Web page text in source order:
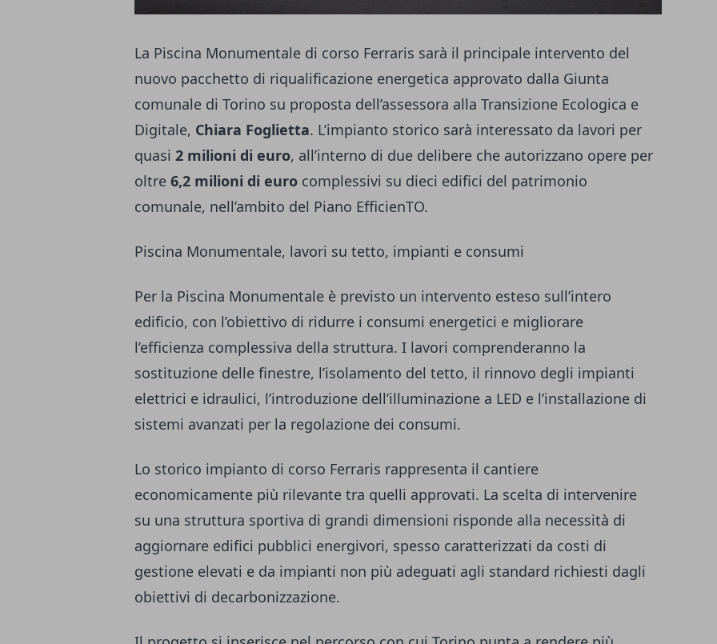
La Piscina Monumentale di corso Ferraris sarà il principale intervento del
nuovo pacchetto di riqualificazione energetica approvato dalla Giunta
comunale di Torino su proposta dell’assessora alla Transizione Ecologica e
Digitale, Chiara Foglietta. L’impianto storico sarà interessato da lavori per
quasi 2 milioni di euro, all’interno di due delibere che autorizzano opere per
oltre 6,2 milioni di euro complessivi su dieci edifici del patrimonio
comunale, nell’ambito del Piano EfficienTO.
Piscina Monumentale, lavori su tetto, impianti e consumi
Per la Piscina Monumentale è previsto un intervento esteso sull’intero
edificio, con l’obiettivo di ridurre i consumi energetici e migliorare
l’efficienza complessiva della struttura. I lavori comprenderanno la
sostituzione delle finestre, l’isolamento del tetto, il rinnovo degli impianti
elettrici e idraulici, l’introduzione dell’illuminazione a LED e l’installazione di
sistemi avanzati per la regolazione dei consumi.
Lo storico impianto di corso Ferraris rappresenta il cantiere
economicamente più rilevante tra quelli approvati. La scelta di intervenire
su una struttura sportiva di grandi dimensioni risponde alla necessità di
aggiornare edifici pubblici energivori, spesso caratterizzati da costi di
gestione elevati e da impianti non più adeguati agli standard richiesti dagli
obiettivi di decarbonizzazione.